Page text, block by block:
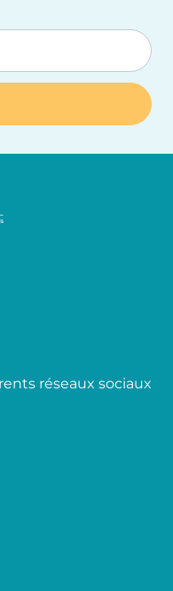
réseaux sociaux